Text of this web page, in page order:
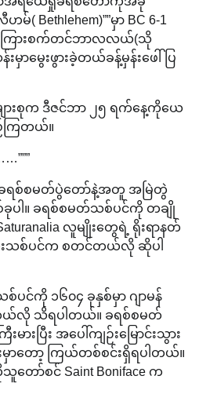
( Bethlehem)””မှာ BC 6-1
စုအကြားစက်တင်ဘာလလယ်(သို
မွေးဖွားခဲ့တယ်ခန့်မှန်းဖေါ်ပြ
ားစုက ဒီဇင်ဘာ ၂၅ ရက်နေ့ကိုယေ
ကြတယ်။
ရစ်စမတ်ပွဲတော်နဲ့အတူ အမြဲတွဲ
ါ။ ခရစ်စမတ်သစ်ပင်ကို တချို
လူမျိုးတွေရဲ့ ရိုးရာနတ်
းသစ်ပင်က စတင်တယ်လို ဆိုပါ
င်ကို ၁၆၀၄ ခုနှစ်မှာ ဂျာမန်
လို သိရပါတယ်။ ခရစ်စမတ်
ားပြီး အပေါ်ကျဉ်းမြောင်းသွား
းမှာတော့ ကြယ်တစ်စင်းရှိရပါတယ်။
ော်စင် Saint Boniface က